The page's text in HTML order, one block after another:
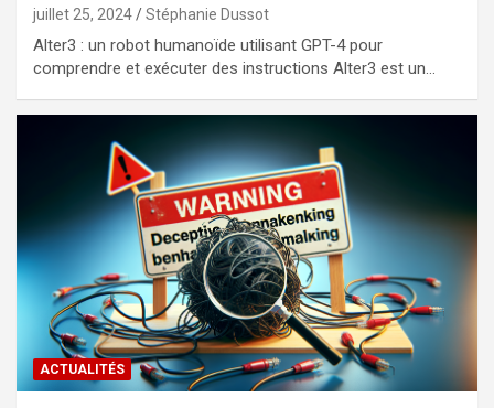
juillet 25, 2024 Stéphanie Dussot
Alter3 : un robot humanoïde utilisant GPT-4 pour
comprendre et exécuter des instructions Alter3 est un…
ACTUALITÉS